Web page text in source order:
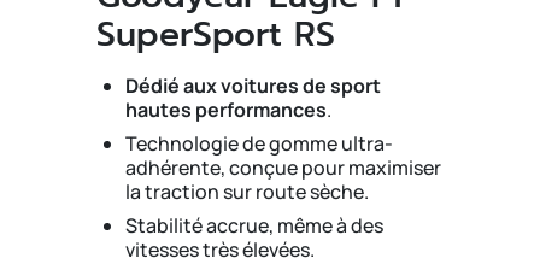
SuperSport RS
Dédié aux voitures de sport
hautes performances.
Technologie de gomme ultra-
adhérente, conçue pour maximiser
la traction sur route sèche.
Stabilité accrue, même à des
vitesses très élevées.